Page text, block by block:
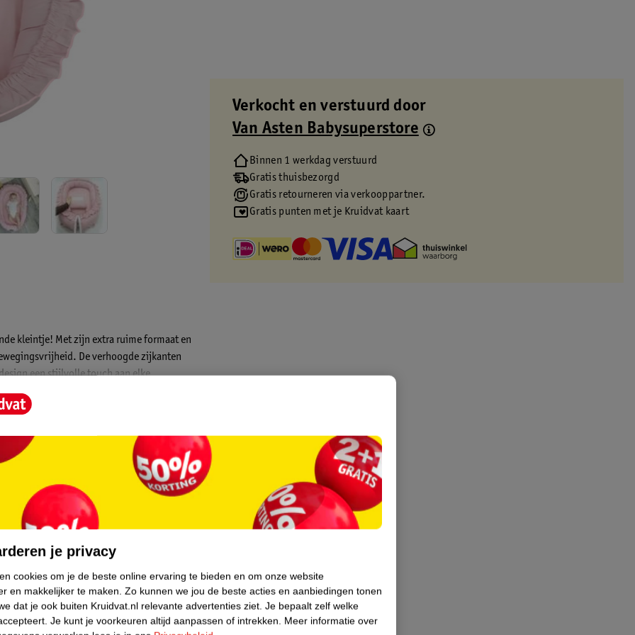
kleintje! Met zijn extra ruime formaat en
De verhoogde zijkanten
een stijlvolle touch aan elke
babynest waar groter groeien nog
Verkocht en verstuurd door
Van Asten Babysuperstore
Binnen 1 werkdag verstuurd
Gratis thuisbezorgd
Gratis retourneren via verkooppartner.
Gratis punten met je Kruidvat kaart
je privacy
cookies om je de beste online ervaring te bieden en om onze website
en makkelijker te maken. Zo kunnen we jou de beste acties en aanbiedingen tonen
dat je ook buiten Kruidvat.nl relevante advertenties ziet. Je bepaalt zelf welke
Je kunt je voorkeuren altijd aanpassen of intrekken. Meer informatie over